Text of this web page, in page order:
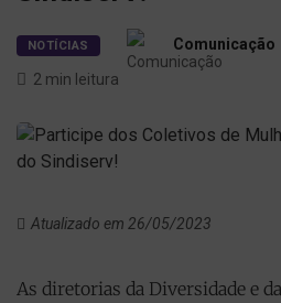
NOTÍCIAS Comunicação
2 min leitura
Atualizado em 26/05/2023
As diretorias da Diversidade e